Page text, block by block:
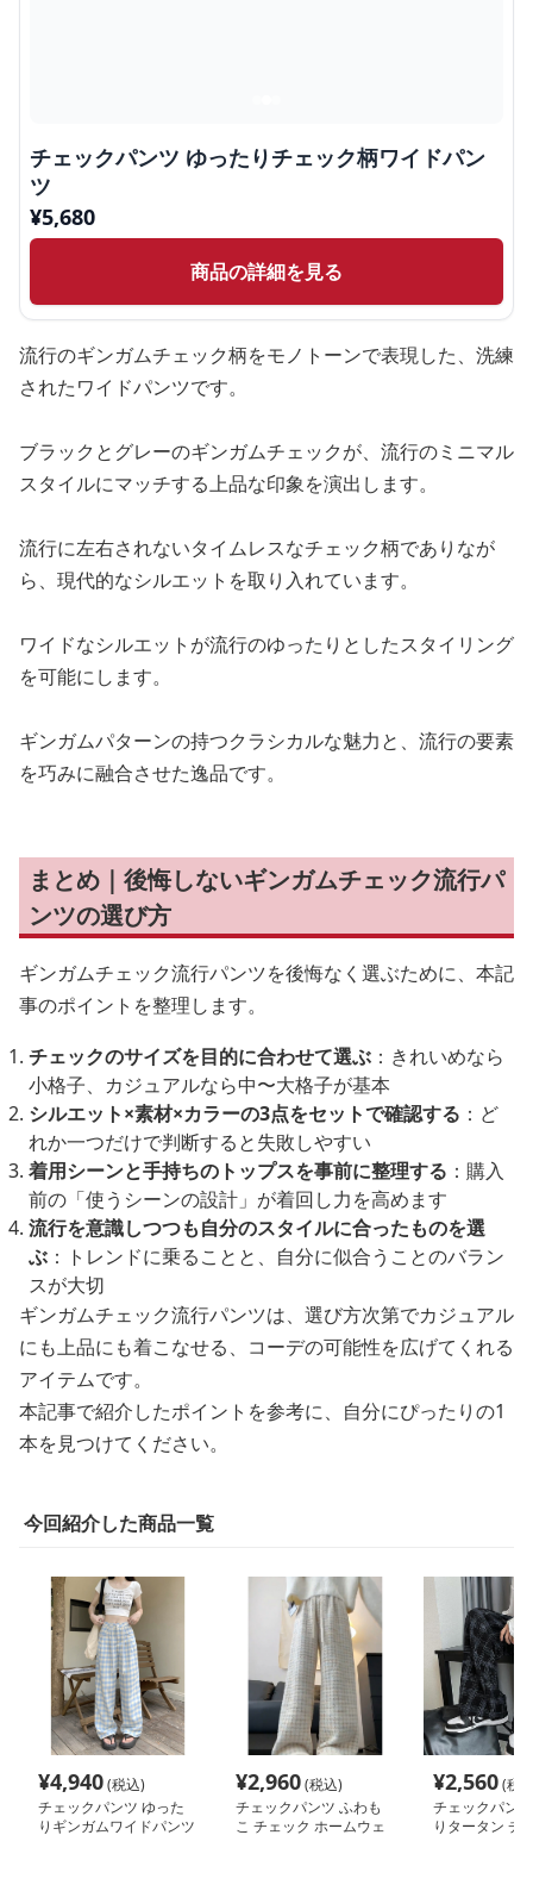
チェックパンツ ゆったりチェック柄ワイドパン
ツ
¥5,680
商品の詳細を見る
流行のギンガムチェック柄をモノトーンで表現した、洗練
されたワイドパンツです。
ブラックとグレーのギンガムチェックが、流行のミニマル
スタイルにマッチする上品な印象を演出します。
流行に左右されないタイムレスなチェック柄でありなが
ら、現代的なシルエットを取り入れています。
ワイドなシルエットが流行のゆったりとしたスタイリング
を可能にします。
ギンガムパターンの持つクラシカルな魅力と、流行の要素
を巧みに融合させた逸品です。
まとめ｜後悔しないギンガムチェック流行パ
ンツの選び方
ギンガムチェック流行パンツを後悔なく選ぶために、本記
事のポイントを整理します。
チェックのサイズを目的に合わせて選ぶ ：きれいめなら
小格子、カジュアルなら中〜大格子が基本
シルエット×素材×カラーの3点をセットで確認する ：ど
れか一つだけで判断すると失敗しやすい
着用シーンと手持ちのトップスを事前に整理する ：購入
前の「使うシーンの設計」が着回し力を高めます
流行を意識しつつも自分のスタイルに合ったものを選
ぶ ：トレンドに乗ることと、自分に似合うことのバラン
スが大切
ギンガムチェック流行パンツは、選び方次第でカジュアル
にも上品にも着こなせる、コーデの可能性を広げてくれる
アイテムです。
本記事で紹介したポイントを参考に、自分にぴったりの1
本を見つけてください。
今回紹介した商品一覧
¥4,940(税込)
チェックパンツ ゆった
りギンガムワイドパンツ
¥2,960(税込)
チェックパンツ ふわも
こ チェック ホームウェ
¥2,560(税
チェックパン
りタータン チ